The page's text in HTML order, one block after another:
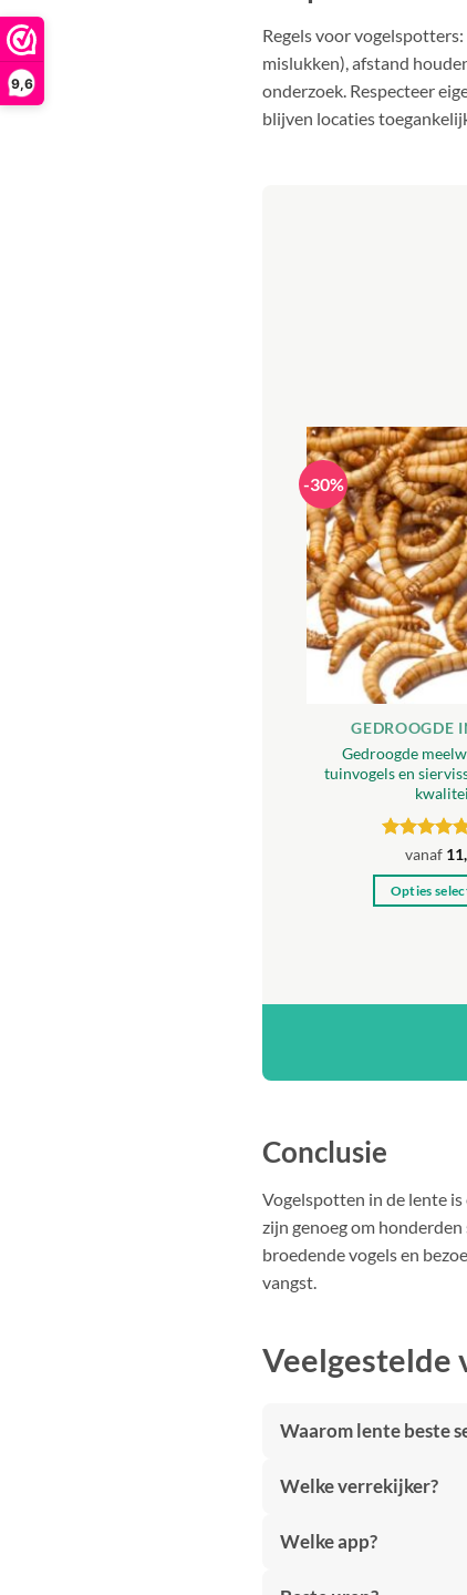
9,6
Regels voor
mislukken), afstand
onderzoek. Respecteer
blijven locaties
-30%
GEDROOGDE
Gedroogde
tuinvogels en
vanaf
Opties
de
Conclusie
Vogelspotten in de lente
zijn genoeg om
broedende vogels en
vangst.
Veelgestelde
Waarom lente beste
Welke verrekijker?
Welke app?